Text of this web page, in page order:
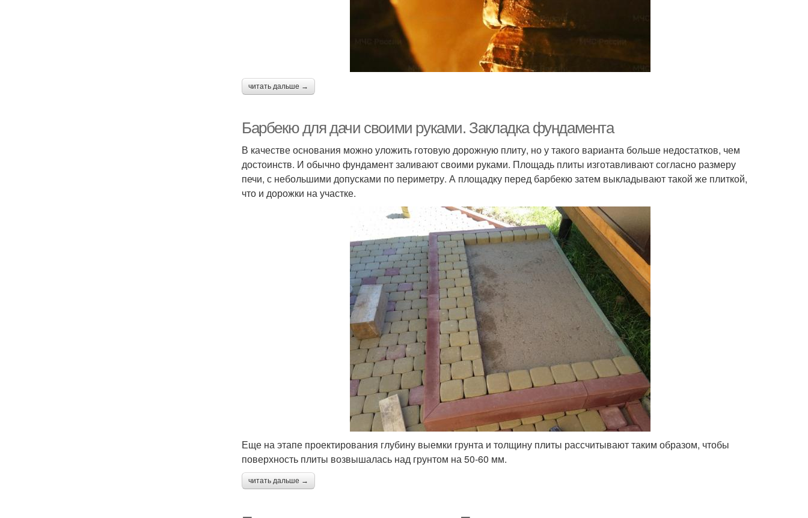
читать дальше →
Барбекю для дачи своими руками. Закладка фундамента
В качестве основания можно уложить готовую дорожную плиту, но у такого варианта больше недостатков, чем
достоинств. И обычно фундамент заливают своими руками. Площадь плиты изготавливают согласно размеру
печи, с небольшими допусками по периметру. А площадку перед барбекю затем выкладывают такой же плиткой,
что и дорожки на участке.
Еще на этапе проектирования глубину выемки грунта и толщину плиты рассчитывают таким образом, чтобы
поверхность плиты возвышалась над грунтом на 50-60 мм.
читать дальше →